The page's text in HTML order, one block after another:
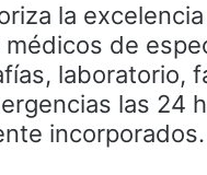
la
de
laboratorio,
las 24
incorporados.